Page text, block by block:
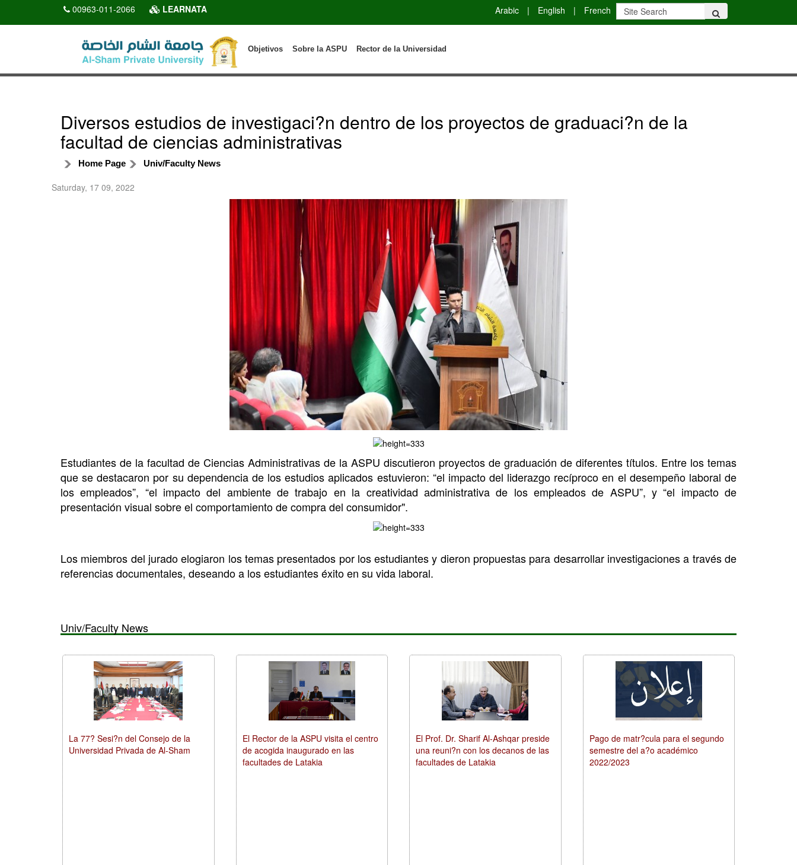
00963-011-2066 LEARNATA Arabic | English | French
Rector de la Universidad
Sobre la ASPU
Objetivos
Diversos estudios de investigaci?n dentro de los proyectos de graduaci?n de la
facultad de ciencias administrativas
Home Page Univ/Faculty News
Saturday, 17 09, 2022
Estudiantes de la facultad de Ciencias Administrativas de la ASPU discutieron proyectos de graduación de diferentes títulos. Entre los temas
que se destacaron por su dependencia de los estudios aplicados estuvieron: “el impacto del liderazgo recíproco en el desempeño laboral de
los empleados”, “el impacto del ambiente de trabajo en la creatividad administrativa de los empleados de ASPU”, y “el impacto de
presentación visual sobre el comportamiento de compra del consumidor".
Los miembros del jurado elogiaron los temas presentados por los estudiantes y dieron propuestas para desarrollar investigaciones a través de
referencias documentales, deseando a los estudiantes éxito en su vida laboral.
Univ/Faculty News
La 77? Sesi?n del Consejo de la
Universidad Privada de Al-Sham
El Rector de la ASPU visita el centro
de acogida inaugurado en las
facultades de Latakia
El Prof. Dr. Sharif Al-Ashqar preside
una reuni?n con los decanos de las
facultades de Latakia
Pago de matr?cula para el segundo
semestre del a?o académico
2022/2023